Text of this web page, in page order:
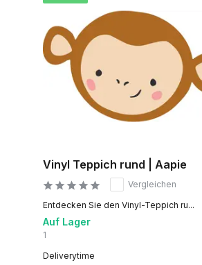
Vinyl Teppich rund | Aapie
Vergleichen
Entdecken Sie den Vinyl-Teppich ru...
Auf Lager
1
Deliverytime